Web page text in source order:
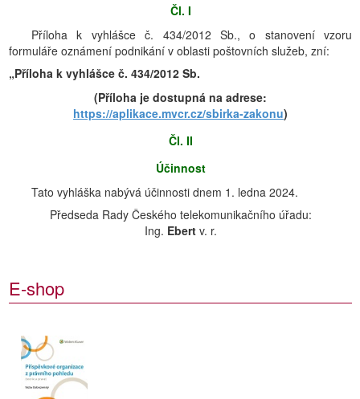
Čl. I
Příloha k vyhlášce č. 434/2012 Sb., o stanovení vzoru
formuláře oznámení podnikání v oblasti poštovních služeb, zní:
„Příloha k vyhlášce č. 434/2012 Sb.
(Příloha je dostupná na adrese:
https://aplikace.mvcr.cz/sbirka-zakonu)
Čl. II
Účinnost
Tato vyhláška nabývá účinnosti dnem 1. ledna 2024.
Předseda Rady Českého telekomunikačního úřadu:
Ing. Ebertv. r.
E-shop